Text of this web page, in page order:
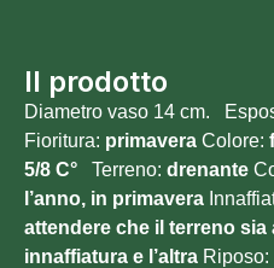
Il prodotto
Diametro vaso 14 cm.
Fioritura: primavera Colore:
5/8 C° Terreno: drenante
l’anno, in primavera
attendere che il terreno
innaffiatura e l’altra Riposo: